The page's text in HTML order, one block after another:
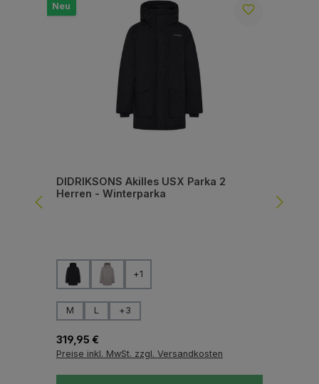
Neu
DIDRIKSONS Akilles USX Parka 2
Herren - Winterparka
Farbe auswählen
+1
Größe auswählen
M L +3
Regulärer Preis:
319,95 €
Preise inkl. MwSt. zzgl. Versandkosten